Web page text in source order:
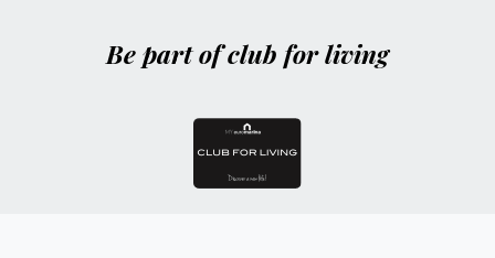
Be part of club for living